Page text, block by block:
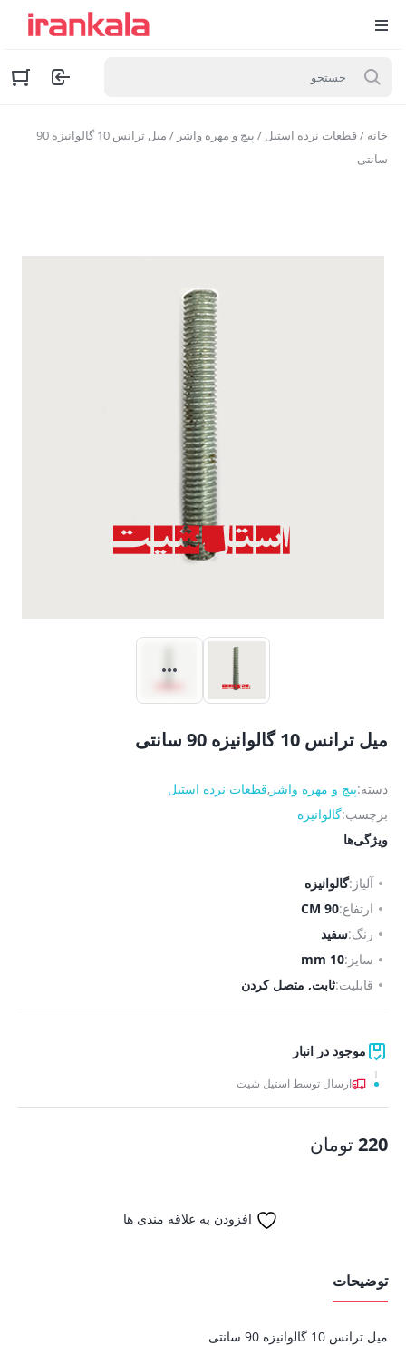
خانه /قطعات نرده استیل / پیچ و مهره واشر
/ میل ترانس 10 گالوانیزه 90
سانتی
میل ترانس 10 گالوانیزه 90 سانتی
دسته:پیچ و مهره واشر ,قطعات نرده استیل
برچسب:گالوانیزه
ویژگی‌ها
آلیاژ:گالوانیزه
ارتفاع:90 CM
رنگ:سفید
سایز:10 mm
قابلیت:ثابت, متصل کردن
موجود در انبار
ارسال توسط استیل شیت
220 تومان
افزودن به علاقه مندی ها
توضیحات
میل ترانس 10 گالوانیزه 90 سانتی